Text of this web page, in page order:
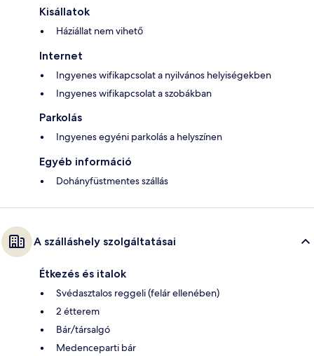
Kisállatok
Háziállat nem vihető
Internet
Ingyenes wifikapcsolat a nyilvános helyiségekben
Ingyenes wifikapcsolat a szobákban
Parkolás
Ingyenes egyéni parkolás a helyszínen
Egyéb információ
Dohányfüstmentes szállás
A szálláshely szolgáltatásai
Étkezés és italok
Svédasztalos reggeli (felár ellenében)
2 étterem
Bár/társalgó
Medenceparti bár